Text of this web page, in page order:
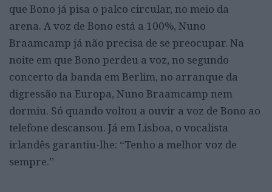
que Bono já pisa o palco circular, no meio da
arena. A voz de Bono está a 100%, Nuno
Braamcamp já não precisa de se preocupar. Na
noite em que Bono perdeu a voz, no segundo
concerto da banda em Berlim, no arranque da
digressão na Europa, Nuno Braamcamp nem
dormiu. Só quando voltou a ouvir a voz de Bono ao
telefone descansou. Já em Lisboa, o vocalista
irlandês garantiu-lhe: “Tenho a melhor voz de
sempre.”